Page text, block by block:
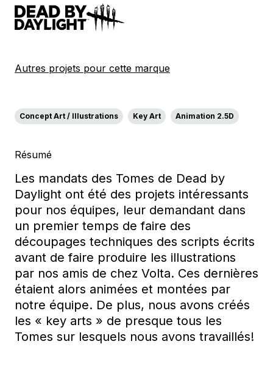
Autres projets pour cette marque
Concept Art / Illustrations Key Art Animation 2.5D
Résumé
Les mandats des Tomes de Dead by
Daylight ont été des projets intéressants
pour nos équipes, leur demandant dans
un premier temps de faire des
découpages techniques des scripts écrits
avant de faire produire les illustrations
par nos amis de chez Volta. Ces dernières
étaient alors animées et montées par
notre équipe. De plus, nous avons créés
les « key arts » de presque tous les
Tomes sur lesquels nous avons travaillés!